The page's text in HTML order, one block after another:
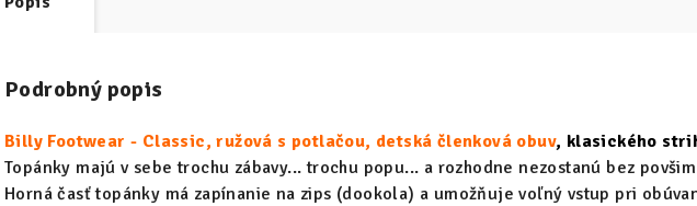
Podrobný popis
Billy Footwear - Classic, ružová s potlačou, detská členková obuv, klasického
Topánky majú v sebe trochu zábavy... trochu popu... a rozhodne nezostanú bez
Horná časť topánky má zapínanie na zips (dookola) a umožňuje voľný vstup pri